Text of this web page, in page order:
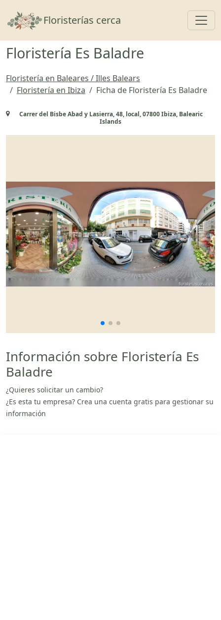
Floristerías cerca
Floristería Es Baladre
Floristería en Baleares / Illes Balears
Floristería en Ibiza
Ficha de Floristería Es Baladre
Carrer del Bisbe Abad y Lasierra, 48, local, 07800 Ibiza, Balearic
Islands
Información sobre Floristería Es
Baladre
¿Quieres solicitar un cambio?
¿Es esta tu empresa? Crea una cuenta gratis para gestionar su
información